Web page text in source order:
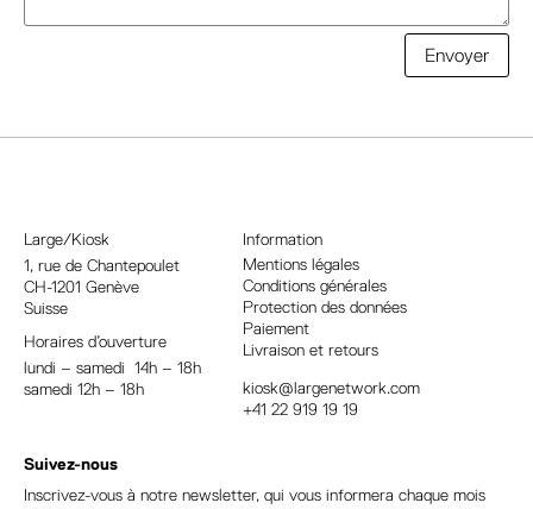
Envoyer
e
Large/Kiosk
1, rue de Chantepoulet
CH-1201 Genève
Suisse
Horaires d’ouverture
lundi – samedi 14h – 18h
samedi 12h – 18h
Information
Mentions légales
Conditions générales
Protection des données
Paiement
Livraison et retours
kiosk@largenetwork.com
+41 22 919 19 19
Suivez-nous
Inscrivez-vous à notre newsletter, qui vous informera chaque mois